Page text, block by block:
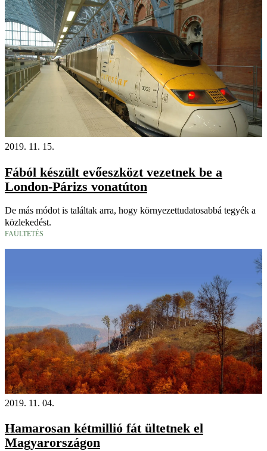
2019. 11. 15.
Fából készült evőeszközt vezetnek be a
London-Párizs vonatúton
De más módot is találtak arra, hogy környezettudatosabbá tegyék a
közlekedést.
FAÜLTETÉS
2019. 11. 04.
Hamarosan kétmillió fát ültetnek el
Magyarországon